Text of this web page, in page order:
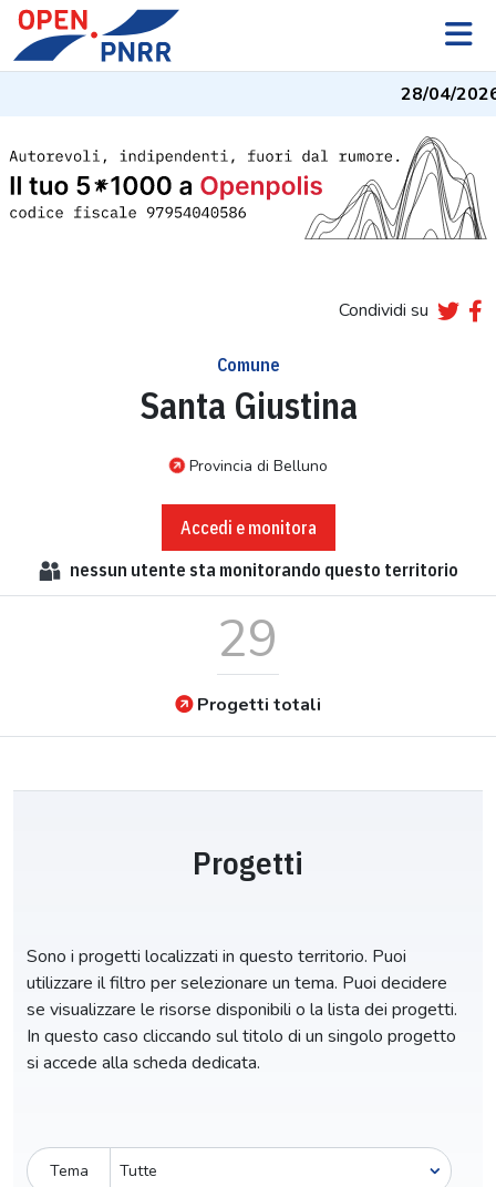
28/04/2026
Condividi su
Comune
Santa Giustina
Provincia di Belluno
Accedi e monitora
nessun utente sta monitorando questo territorio
29
Progetti totali
Progetti
Sono i progetti localizzati in questo territorio. Puoi
utilizzare il filtro per selezionare un tema. Puoi decidere
se visualizzare le risorse disponibili o la lista dei progetti.
In questo caso cliccando sul titolo di un singolo progetto
si accede alla scheda dedicata.
Tema